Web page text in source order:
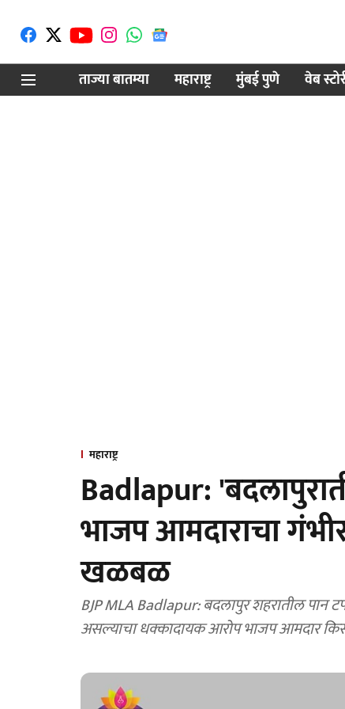
ताज्या बातम्या
महाराष्ट्र मुंबई पुणे वेब
महाराष्ट्र
Badlapur:
भाजप आमदाराचा
खळबळ
BJP MLA Badlapur: बदलापुर शहरातील पान
असल्याचा धक्कादायक आरोप भाजप आमदार